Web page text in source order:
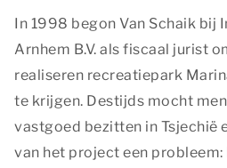
In 1998 begon Van Schaik bij
Arnhem B.V. als fiscaal jurist
realiseren recreatiepark
te krijgen. Destijds mocht
vastgoed bezitten in Tsjechië
van het project een